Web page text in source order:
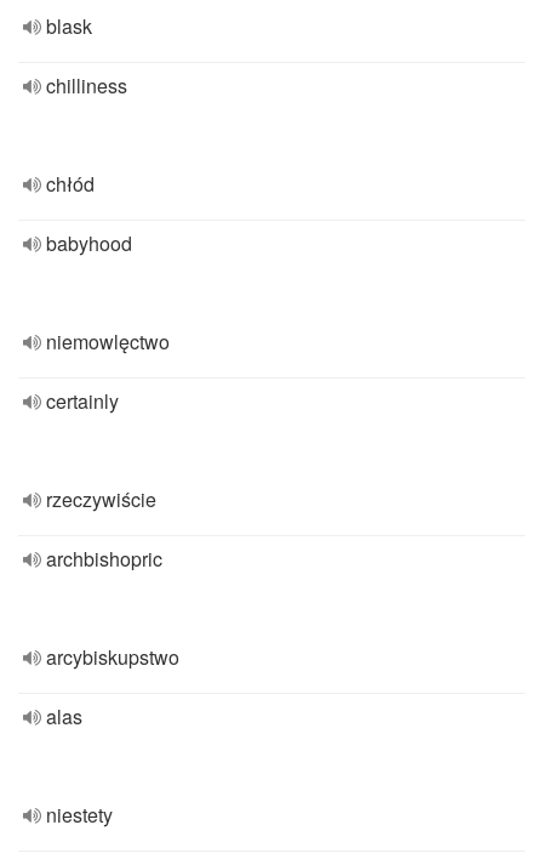
blask
chilliness
chłód
babyhood
niemowlęctwo
certainly
rzeczywiście
archbishopric
arcybiskupstwo
alas
niestety